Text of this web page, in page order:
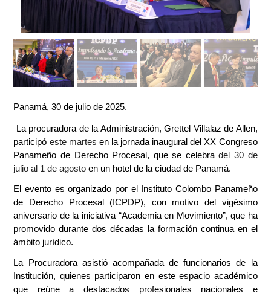
Panamá, 30 de julio de 2025.
La procuradora de la Administración, Grettel Villalaz de Allen,
participó este martes en la jornada inaugural del XX Congreso
Panameño de Derecho Procesal, que se celebradel 30 de
julio al 1 de agosto en un hotel de la ciudad de Panamá.
El evento es organizado por el Instituto Colombo Panameño
de Derecho Procesal (ICPDP), con motivo del vigésimo
aniversario de la iniciativa “Academia en Movimiento”, que ha
promovido durante dos décadas la formación continua en el
ámbito jurídico.
La Procuradora asistió acompañada de funcionarios de la
Institución, quienes participaron en este espacio académico
que reúne a destacados profesionales nacionales e